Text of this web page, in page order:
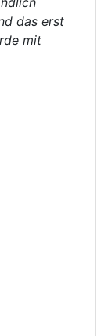
das erst
mit